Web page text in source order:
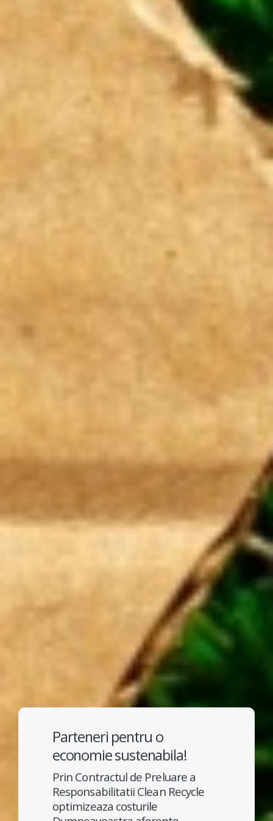
Parteneri pentru o
economie sustenabila!
Prin Contractul de Preluare a
Responsabilitatii Clean Recycle
optimizeaza costurile